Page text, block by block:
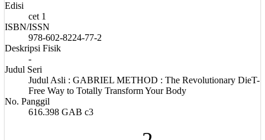
Edisi
cet 1
ISBN/ISSN
978-602-8224-77-2
Deskripsi Fisik
-
Judul Seri
Judul Asli : GABRIEL METHOD : The Revolutionary DieT-
Free Way to Totally Transform Your Body
No. Panggil
616.398 GAB c3